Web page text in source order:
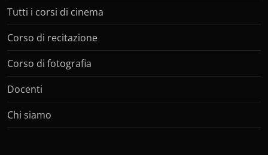
Tutti i corsi di cinema
Corso di recitazione
Corso di fotografia
Docenti
Chi siamo